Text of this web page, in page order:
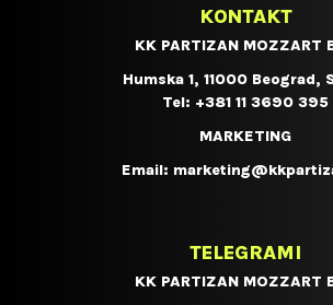
KONTAKT
KK PARTIZAN MOZZART
Humska 1, 11000 Beograd,
Tel: +381 11 3690 395
MARKETING
Email:
TELEGRAMI
KK PARTIZAN MOZZART